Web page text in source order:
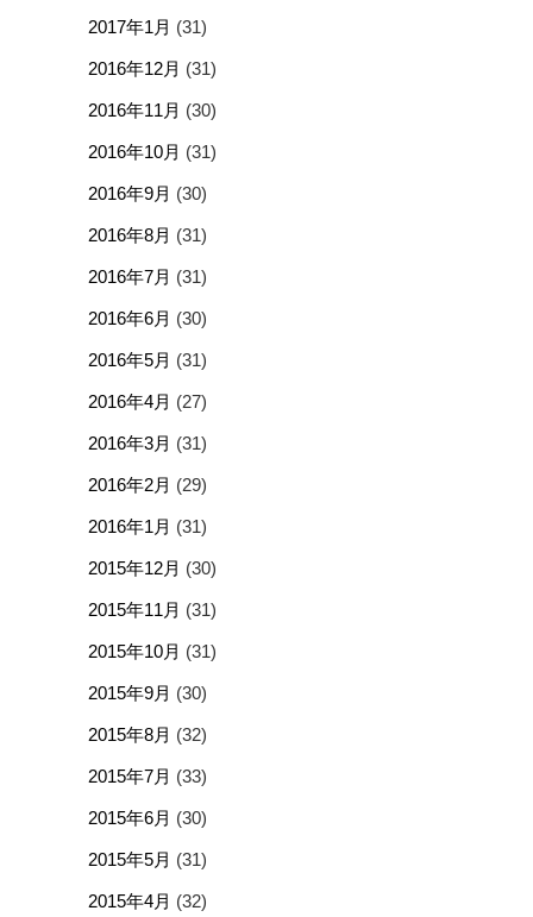
2017年1月 (31)
2016年12月 (31)
2016年11月 (30)
2016年10月 (31)
2016年9月 (30)
2016年8月 (31)
2016年7月 (31)
2016年6月 (30)
2016年5月 (31)
2016年4月 (27)
2016年3月 (31)
2016年2月 (29)
2016年1月 (31)
2015年12月 (30)
2015年11月 (31)
2015年10月 (31)
2015年9月 (30)
2015年8月 (32)
2015年7月 (33)
2015年6月 (30)
2015年5月 (31)
2015年4月 (32)